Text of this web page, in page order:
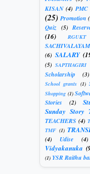
KISAN (4) PMC
(25) Promotion
Quiz (5)
(16) RGUKT
SACHIVALAYAM
(6) SALARY
(5) SAPTHAGIRI
Scholarship (3)
School grants (1)
Shopping (1)
Stories
(2)
Sunday Story
TEACHERS (4)
TMF (1)
(4) Udise (4)
Vidyakanuka
(1) YSR Raithu